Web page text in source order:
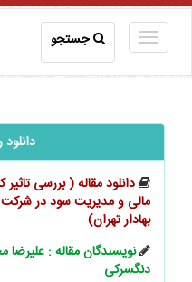
جستجو
دانلود
دانلود مقاله (‬‬‬‬‬‬‬‬‬‬‬‬‬‬‬‬‬‬‬‬ بررسی
مالی و مدیریت سود در
بهادار تهران)
نویسندگان مقاله : علیرضا
دنگسرکی